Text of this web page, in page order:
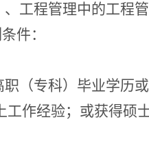
、工程管理中的工程
件：
职 （专科） 毕业学历
工作经验；或获得硕